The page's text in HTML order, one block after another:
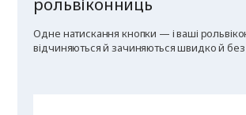
Одне натискання кнопки — і ваші
відчиняються й зачиняються швидко й